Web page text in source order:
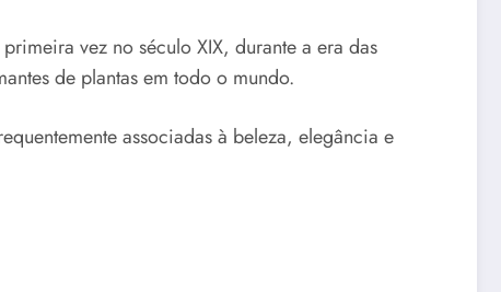
vez no século XIX, durante a era das
de plantas em todo o mundo.
associadas à beleza, elegância e